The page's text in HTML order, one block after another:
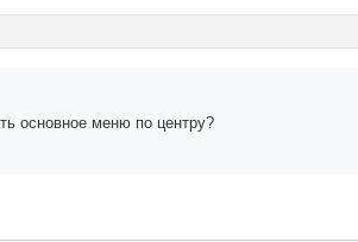
основное меню по центру?